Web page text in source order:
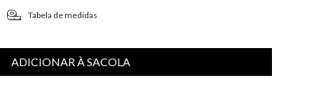
Tabela de medidas
ADICIONAR À SACOLA